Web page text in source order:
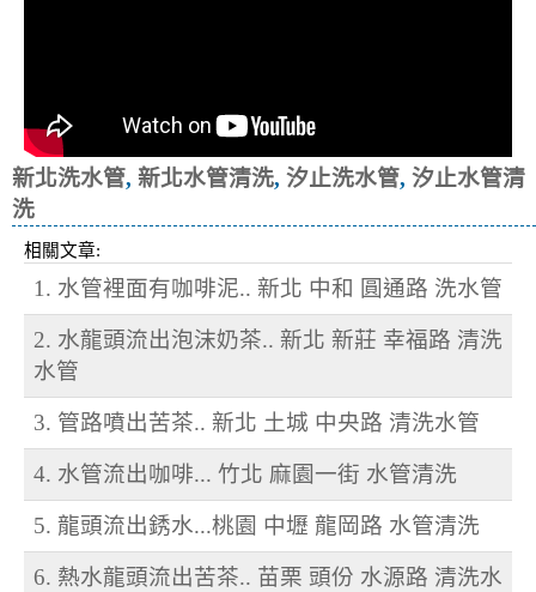
新北洗水管, 新北水管清洗, 汐止洗水管, 汐止水管清
洗
相關文章:
1. 水管裡面有咖啡泥.. 新北 中和 圓通路 洗水管
2. 水龍頭流出泡沫奶茶.. 新北 新莊 幸福路 清洗
水管
3. 管路噴出苦茶.. 新北 土城 中央路 清洗水管
4. 水管流出咖啡... 竹北 麻園一街 水管清洗
5. 龍頭流出銹水...桃園 中壢 龍岡路 水管清洗
6. 熱水龍頭流出苦茶.. 苗栗 頭份 水源路 清洗水